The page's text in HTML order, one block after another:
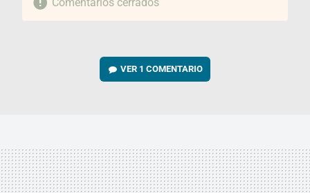
VER 1 COMENTARIO